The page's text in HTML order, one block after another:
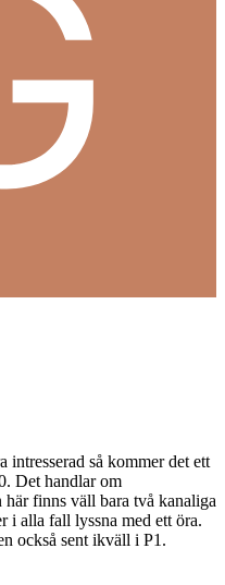
intresserad så kommer det ett
Det handlar om
finns väll bara två kanaliga
i alla fall lyssna med ett öra.
också sent ikväll i P1.